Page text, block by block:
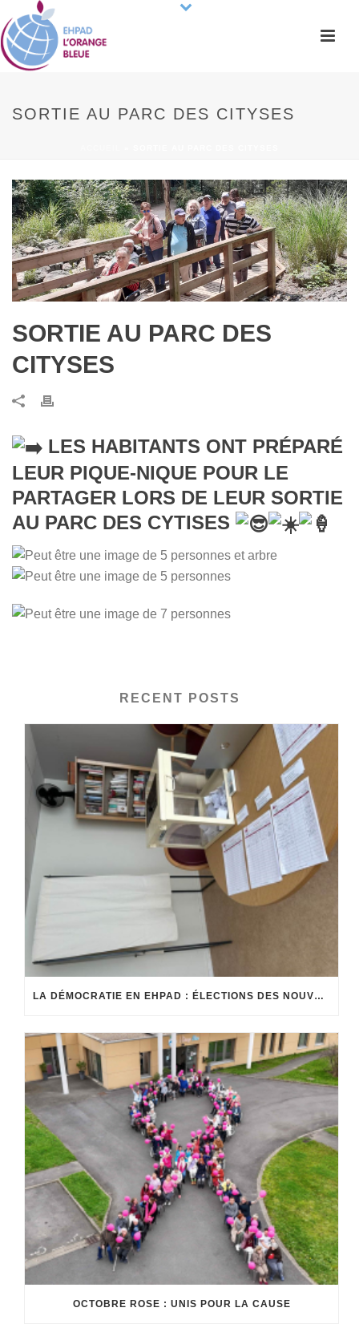
SORTIE AU PARC DES CITYSES
SORTIE AU PARC DES
CITYSES
LES HABITANTS ONT PRÉPARÉ
LEUR PIQUE-NIQUE POUR LE
PARTAGER LORS DE LEUR SORTIE
AU PARC DES CYTISES
RECENT POSTS
LA DÉMOCRATIE EN EHPAD : ÉLECTIONS DES NOUVEAUX MEMBRES DU CONSEIL DE LA VIE SOCIALE (CVS)
OCTOBRE ROSE : UNIS POUR LA CAUSE